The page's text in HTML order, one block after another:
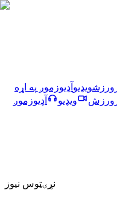
ورزشویډیو آډیوزموږ په اړه
ورزش ویډیو آډیوزموږ
نړۍټوس نیوز